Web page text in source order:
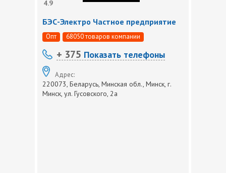
4.9
БЭС-Электро Частное предприятие
Опт 68050 товаров компании
+ 375 Показать телефоны
Адрес:
220073, Беларусь, Минская обл., Минск, г.
Минск, ул. Гусовского, 2а